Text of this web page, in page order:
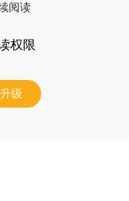
阅读
权限
级